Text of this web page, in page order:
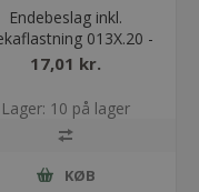
Endebeslag inkl.
013X.20 -
Uden bolt
17,01 kr.
Lager: 10 på lager
KØB